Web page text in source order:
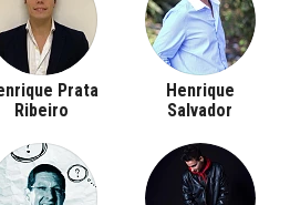
Prata
Ribeiro
Henrique
Salvador